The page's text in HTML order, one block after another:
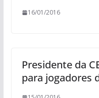
16/01/2016
Presidente da
para jogadores